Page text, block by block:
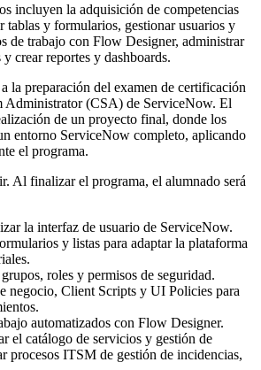
incluyen la adquisición de competencias
tablas y formularios, gestionar usuarios y
de trabajo con Flow Designer, administrar
crear reportes y dashboards.
la preparación del examen de certificación
Administrator (CSA) de ServiceNow. El
de un proyecto final, donde los
entorno ServiceNow completo, aplicando
el programa.
Al finalizar el programa, el alumnado será
la interfaz de usuario de ServiceNow.
y listas para adaptar la plataforma
roles y permisos de seguridad.
negocio, Client Scripts y UI Policies para
automatizados con Flow Designer.
el catálogo de servicios y gestión de
procesos ITSM de gestión de incidencias,